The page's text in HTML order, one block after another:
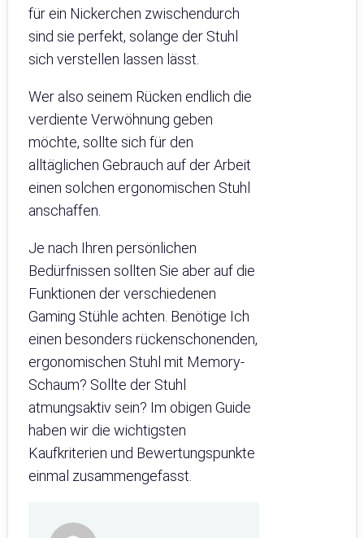
für ein Nickerchen zwischendurch
sind sie perfekt, solange der Stuhl
sich verstellen lassen lässt.
Wer also seinem Rücken endlich die
verdiente Verwöhnung geben
möchte, sollte sich für den
alltäglichen Gebrauch auf der Arbeit
einen solchen ergonomischen Stuhl
anschaffen.
Je nach Ihren persönlichen
Bedürfnissen sollten Sie aber auf die
Funktionen der verschiedenen
Gaming Stühle achten. Benötige Ich
einen besonders rückenschonenden,
ergonomischen Stuhl mit Memory-
Schaum? Sollte der Stuhl
atmungsaktiv sein? Im obigen Guide
haben wir die wichtigsten
Kaufkriterien und Bewertungspunkte
einmal zusammengefasst.